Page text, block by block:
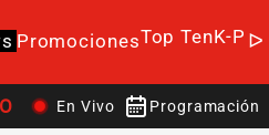
PromocionesTop TenK-Pop
En Vivo Programación